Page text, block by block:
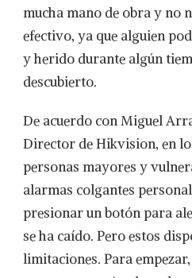
mucha mano de obra y no
efectivo, ya que alguien
y herido durante algún
descubierto.
De acuerdo con Miguel
Director de Hikvision, en
personas mayores y
alarmas colgantes
presionar un botón para
se ha caído. Pero estos
limitaciones. Para